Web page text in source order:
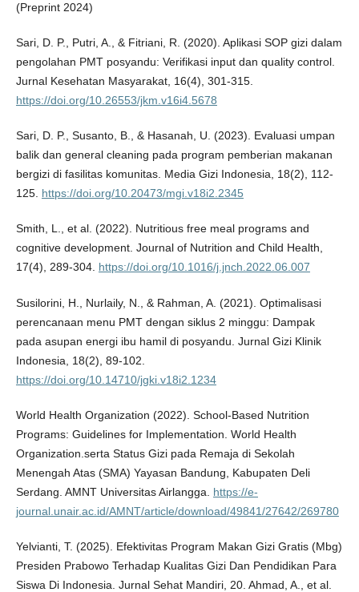
(Preprint 2024)
Sari, D. P., Putri, A., & Fitriani, R. (2020). Aplikasi SOP gizi dalam
pengolahan PMT posyandu: Verifikasi input dan quality control.
Jurnal Kesehatan Masyarakat, 16(4), 301-315.
https://doi.org/10.26553/jkm.v16i4.5678
Sari, D. P., Susanto, B., & Hasanah, U. (2023). Evaluasi umpan
balik dan general cleaning pada program pemberian makanan
bergizi di fasilitas komunitas. Media Gizi Indonesia, 18(2), 112-
125. https://doi.org/10.20473/mgi.v18i2.2345
Smith, L., et al. (2022). Nutritious free meal programs and
cognitive development. Journal of Nutrition and Child Health,
17(4), 289-304. https://doi.org/10.1016/j.jnch.2022.06.007
Susilorini, H., Nurlaily, N., & Rahman, A. (2021). Optimalisasi
perencanaan menu PMT dengan siklus 2 minggu: Dampak
pada asupan energi ibu hamil di posyandu. Jurnal Gizi Klinik
Indonesia, 18(2), 89-102.
https://doi.org/10.14710/jgki.v18i2.1234
World Health Organization (2022). School-Based Nutrition
Programs: Guidelines for Implementation. World Health
Organization.serta Status Gizi pada Remaja di Sekolah
Menengah Atas (SMA) Yayasan Bandung, Kabupaten Deli
Serdang. AMNT Universitas Airlangga. https://e-
journal.unair.ac.id/AMNT/article/download/49841/27642/269780
Yelvianti, T. (2025). Efektivitas Program Makan Gizi Gratis (Mbg)
Presiden Prabowo Terhadap Kualitas Gizi Dan Pendidikan Para
Siswa Di Indonesia. Jurnal Sehat Mandiri, 20. Ahmad, A., et al.